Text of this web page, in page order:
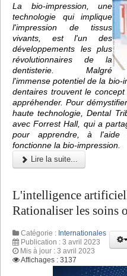
La bio-impression, une
technologie qui implique
l'impression de tissus
vivants, est l'un des
développements les plus
révolutionnaires de la
dentisterie. Malgré
l'immense potentiel de la bio-
dentaires trouvent le
appréhender. Pour
haute technologie, Dental
avec Forrest Hall, qui a
pour apprendre, à l'aide
fonctionne la bio-impression.
Lire la suite...
L'intelligence
Rationaliser les soins
Catégorie : Internationales
Publication : 3 avril 2023
Mis à jour : 3 avril 2023
Affichages : 3137